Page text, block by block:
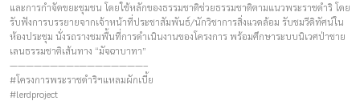
และการกำจัดขยะชุมชน โดยใช้หลักของธรรมชาติช่วยธรรมชาติตามแนวพระราชดำริ โดย
รับฟังการบรรยายจากเจ้าหน้าที่ประชาสัมพันธ์/นักวิชาการสิ่งแวดล้อม รับชมวีดิทัศน์ใน
ห้องประชุม นั่งรถรางชมพื้นที่การดำเนินงานของโครงการ พร้อมศึกษาระบบนิเวศป่าชาย
เลนธรรมชาติเส้นทาง “มัจฉาบาทา”
————————–————————–
#โครงการพระราชดำริฯแหลมผักเบี้ย
#lerdproject